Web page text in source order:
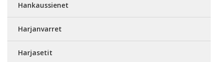
Hankaussienet
Harjanvarret
Harjasetit